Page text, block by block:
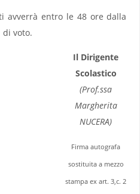
avverrà entro le 48 ore dalla
di voto.
Il Dirigente
Scolastico
(Prof.ssa
Margherita
NUCERA)
Firma autografa
sostituita a mezzo
stampa ex art. 3,c. 2